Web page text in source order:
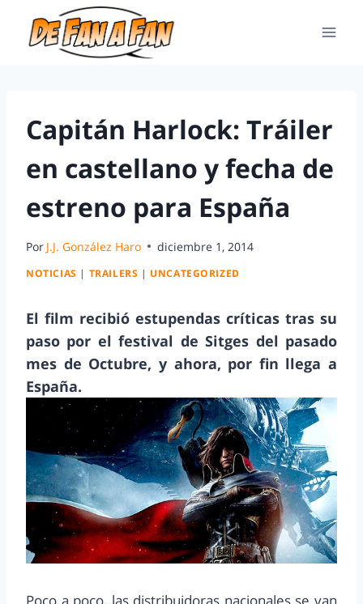
Capitán Harlock: Tráiler
en castellano y fecha de
estreno para España
Por J.J. González Haro diciembre 1, 2014
NOTICIAS | TRAILERS | UNCATEGORIZED
El film recibió estupendas críticas tras su
paso por el festival de Sitges del pasado
mes de Octubre, y ahora, por fin llega a
España.